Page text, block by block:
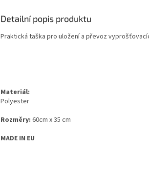
Detailní popis produktu
Praktická taška pro uložení a převoz
Materiál:
Polyester
Rozměry: 60cm x 35 cm
MADE IN EU